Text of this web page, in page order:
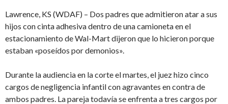
Lawrence, KS (WDAF) – Dos padres que admitieron atar a sus
hijos con cinta adhesiva dentro de una camioneta en el
estacionamiento de Wal-Mart dijeron que lo hicieron porque
estaban «poseídos por demonios».
Durante la audiencia en la corte el martes, el juez hizo cinco
cargos de negligencia infantil con agravantes en contra de
ambos padres. La pareja todavía se enfrenta a tres cargos por